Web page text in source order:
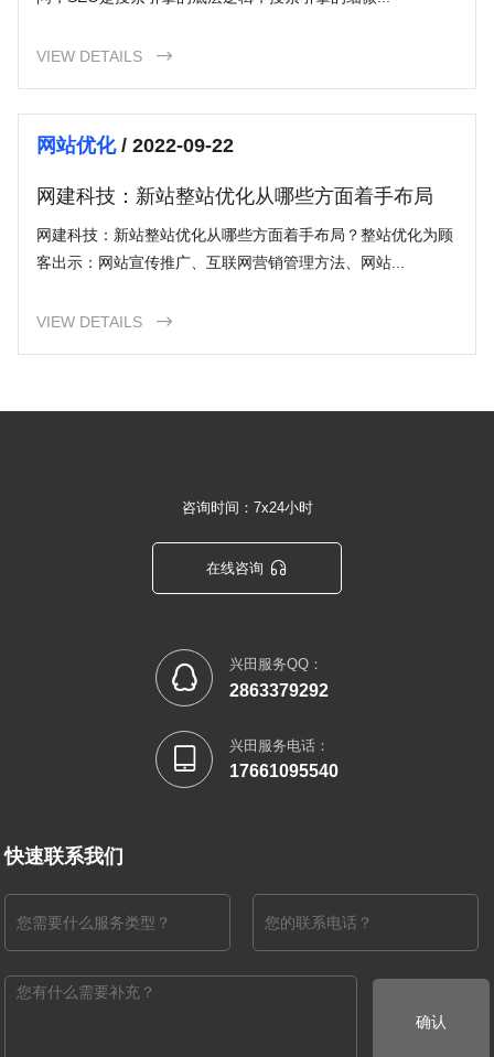
VIEW DETAILS 
网站优化/ 2022-09-22
网建科技：新站整站优化从哪些方面着手布局
网建科技：新站整站优化从哪些方面着手布局？整站优化为顾
客出示：网站宣传推广、互联网营销管理方法、网站...
VIEW DETAILS 
咨询时间：7x24小时
在线咨询 
 兴田服务QQ：
2863379292
 兴田服务电话：
17661095540
快速联系我们
确认